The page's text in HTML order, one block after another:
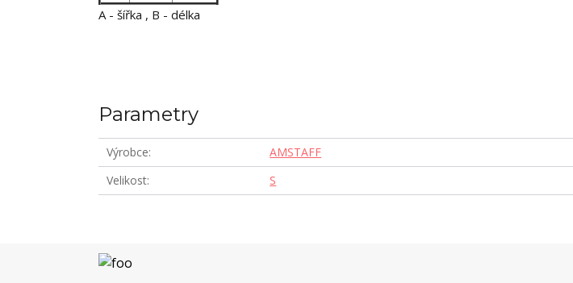
A - šířka , B - délka
Parametry
Výrobce
AMSTAFF
Velikost
S